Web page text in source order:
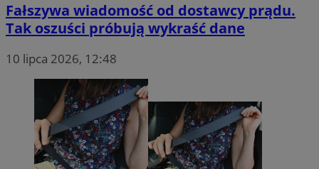
Fałszywa wiadomość od dostawcy prądu.
Tak oszuści próbują wykraść dane
10 lipca 2026, 12:48